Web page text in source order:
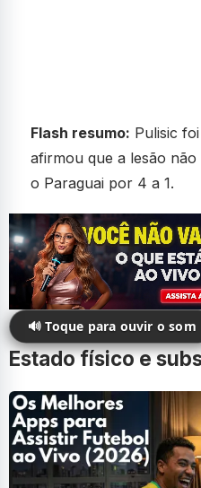
Flash resumo: Pulisic
afirmou que a lesão
o Paraguai por 4 a 1.
🔊 Toque para ouvir o som
Estado físico e